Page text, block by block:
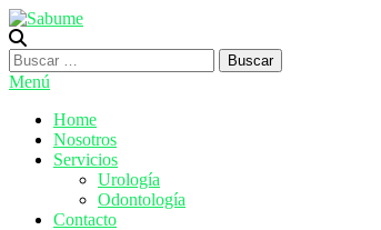
Saltar
al
contenido
Sabume
Salud Bucal y Medicina Especializada
Buscar:
Menú
Home
Nosotros
Servicios
Urología
Odontología
Contacto